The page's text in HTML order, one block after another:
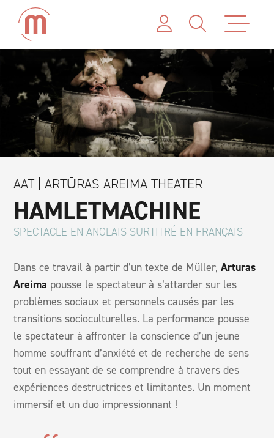
AAT | ARTŪRAS AREIMA THEATER
HAMLETMACHINE
SPECTACLE EN ANGLAIS SURTITRÉ EN FRANÇAIS
Dans ce travail à partir d’un texte de Müller,Arturas
Areima pousse le spectateur à s’attarder sur les
problèmes sociaux et personnels causés par les
transitions socioculturelles. La performance pousse
le spectateur à affronter la conscience d’un jeune
homme souffrant d’anxiété et de recherche de sens
tout en essayant de se comprendre à travers des
expériences destructrices et limitantes. Un moment
immersif et un duo impressionnant !